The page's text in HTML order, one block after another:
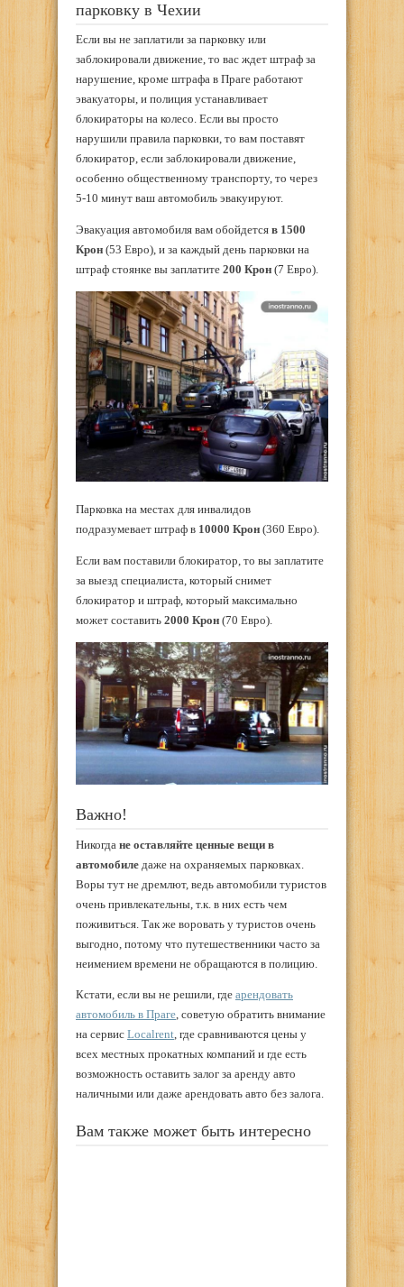
парковку в Чехии
Если вы не заплатили за парковку или
заблокировали движение, то вас ждет штраф за
нарушение, кроме штрафа в Праге работают
эвакуаторы, и полиция устанавливает
блокираторы на колесо. Если вы просто
нарушили правила парковки, то вам поставят
блокиратор, если заблокировали движение,
особенно общественному транспорту, то через
5-10 минут ваш автомобиль эвакуируют.
Эвакуация автомобиля вам обойдется в 1500
Крон (53 Евро), и за каждый день парковки на
штраф стоянке вы заплатите 200 Крон (7 Евро).
Парковка на местах для инвалидов
подразумевает штраф в 10000 Крон (360 Евро).
Если вам поставили блокиратор, то вы заплатите
за выезд специалиста, который снимет
блокиратор и штраф, который максимально
может составить 2000 Крон (70 Евро).
Важно!
Никогда не оставляйте ценные вещи в
автомобиле даже на охраняемых парковках.
Воры тут не дремлют, ведь автомобили туристов
очень привлекательны, т.к. в них есть чем
поживиться. Так же воровать у туристов очень
выгодно, потому что путешественники часто за
неимением времени не обращаются в полицию.
Кстати, если вы не решили, где арендовать
автомобиль в Праге, советую обратить внимание
на сервис Localrent, где сравниваются цены у
всех местных прокатных компаний и где есть
возможность оставить залог за аренду авто
наличными или даже арендовать авто без залога.
Вам также может быть интересно